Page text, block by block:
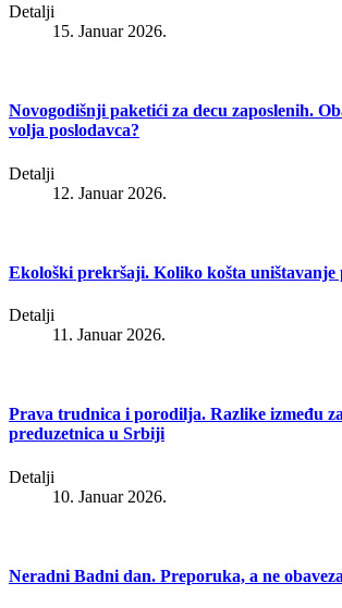
Detalji
15. Januar 2026.
Novogodišnji paketići za decu zaposlenih.
volja poslodavca?
Detalji
12. Januar 2026.
Ekološki prekršaji. Koliko košta uništavanje
Detalji
11. Januar 2026.
Prava trudnica i porodilja. Razlike između
preduzetnica u Srbiji
Detalji
10. Januar 2026.
Neradni Badni dan. Preporuka, a ne obaveza